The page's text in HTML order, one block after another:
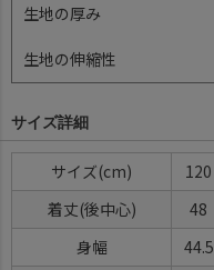
生地の厚み
生地の伸縮性
サイズ詳細
サイズ 120
着丈(後中心)
48
身幅
44.5